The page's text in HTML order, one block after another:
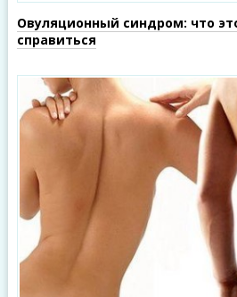
Овуляционный синдром: что
справиться